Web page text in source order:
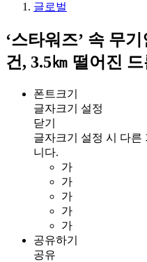
글로벌
‘스타워즈’ 속 무
건, 3.5㎞ 떨어진
폰트크기
글자크기 설정
닫기
글자크기 설정 시 다른
니다.
가
가
가
가
가
공유하기
공유